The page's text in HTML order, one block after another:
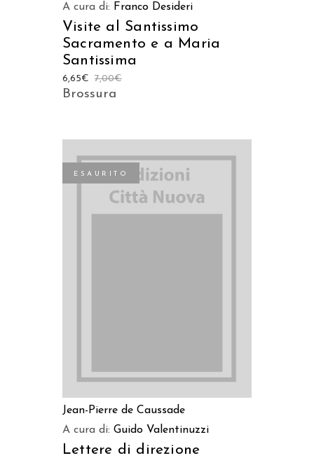
A cura di: Franco Desideri
Visite al Santissimo
Sacramento e a Maria
Santissima
7,00€
6,65€
Brossura
ESAURITO
Jean-Pierre de Caussade
A cura di: Guido Valentinuzzi
Lettere di direzione